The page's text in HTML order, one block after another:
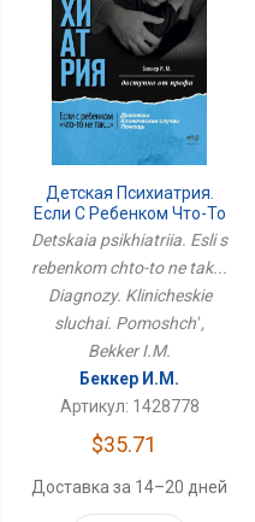
Детская Психиатрия.
Если С Ребенком Что-То
Не Так... Диагнозы.
Клинические Случаи.
Помощь
Detskaia psikhiatriia. Esli s
rebenkom chto-to ne tak...
Diagnozy. Klinicheskie
sluchai. Pomoshch' ,
Bekker I.M.
Беккер И.М.
Артикул: 1428778
$35.71
Доставка за 14–20 дней